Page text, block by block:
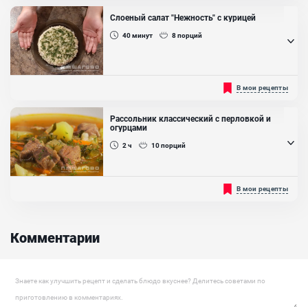
тыква содержит так много полезных и питательных веществ,
необходимых для нашего организма....
Ингредиенты:
Тыква, Итальянские травы, Сушеная паприка, Молоко, Чеснок,
Укроп, Масло растительное
Слоеный салат "Нежность" с курицей
40минут 8порций
Будете готовить "Нежность" после того как его попробуете. Он
такой нежный, что от него не устоять. Он Вас выручит не раз, и
будет нарасхват. Минимум продуктов, а так...
В мои рецепты
Рассольник классический с перловкой и
огурцами
2 ч 10порций
Рассольник-первое блюдо исконной русской кухни, суп, основа
которого состоит из солёных огурцов или рассоле от огурцов. Это
варианты рассольника пользуются популярностью....
Картофель, Укроп, Чеснок, Огуречный рассол, Томатная паста,
Масло растительное
В мои рецепты
Комментарии
Оставить комментарий